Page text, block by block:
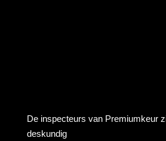
De inspecteurs van Premiumkeur
deskundig